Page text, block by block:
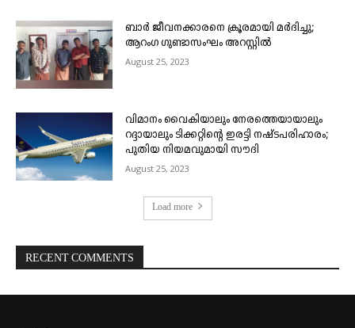
ബാർ ജീവനക്കാരനെ ക്രൂരമായി മർദിച്ചു;
ആറംഗ ഗുണ്ടാസംഘം അറസ്റ്റിൽ
August 25, 2023
വിമാനം വൈകിയാലും നേരത്തെയായാലും
റദ്ദായാലും ടിക്കറ്റിന്റെ ഇരട്ടി നഷ്ടപരിഹാരം;
പുതിയ നിയമവുമായി സൗദി
August 25, 2023
Load more
RECENT COMMENTS